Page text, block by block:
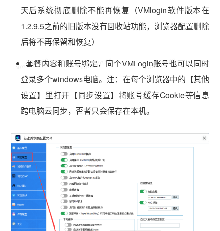
天后系统彻底删除不能再恢复（VMlogin软件版本在
1.2.9.5之前的旧版本没有回收站功能，浏览器配置删除
后将不再保留和恢复）
套餐内容和账号绑定，同个VMLogin账号也可以同时
登录多个windows电脑。注：在每个浏览器中的【其他
设置】里打开【同步设置】将账号缓存Cookie等信息
跨电脑云同步，否者只会保存在本机。
vmlogin.cc vmlogin.cc vmlogin.cc